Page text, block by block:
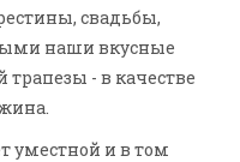
свадьбы,
наши вкусные
- в качестве
уместной и в том